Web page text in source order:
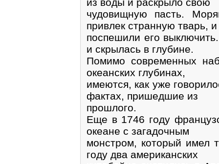
чудовищную пасть.
привлек странную тварь, и
поспешили его
и скрылась в глубине.
Помимо современных
океанских глубинах,
имеются, как уже
фактах, пришедшие из
прошлого.
Еще в 1746 году
океане с загадочным
монстром, который имел
году два американских